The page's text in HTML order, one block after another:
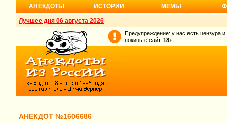
АНЕКДОТЫ ИСТОРИИ МЕМЫ
Лучшее дня 06 августа 2026
Предупреждение: у нас есть цензура
покиньте сайт. 18+
АНЕКДОТ №1606686